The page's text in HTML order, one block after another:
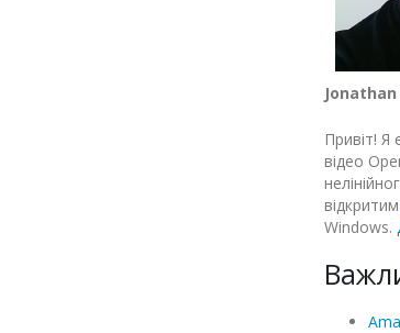
Привіт! Я
відео
Windows.